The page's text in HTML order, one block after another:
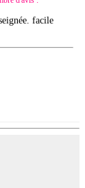
facile